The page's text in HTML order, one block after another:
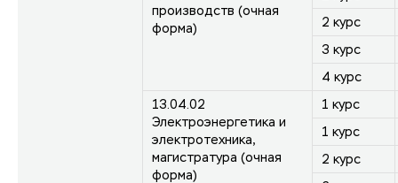
производств (очная
форма)
2 курс
3 курс
4 курс
13.04.02
Электроэнергетика и
электротехника,
магистратура (очная
форма)
1 курс
1 курс
2 курс